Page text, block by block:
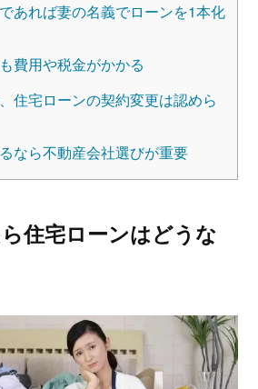
あれば妻の名義でローンを1本化
費用や税金がかかる
住宅ローンの契約変更は認めら
なら不動産会社選びが重要
住宅ローンはどうな